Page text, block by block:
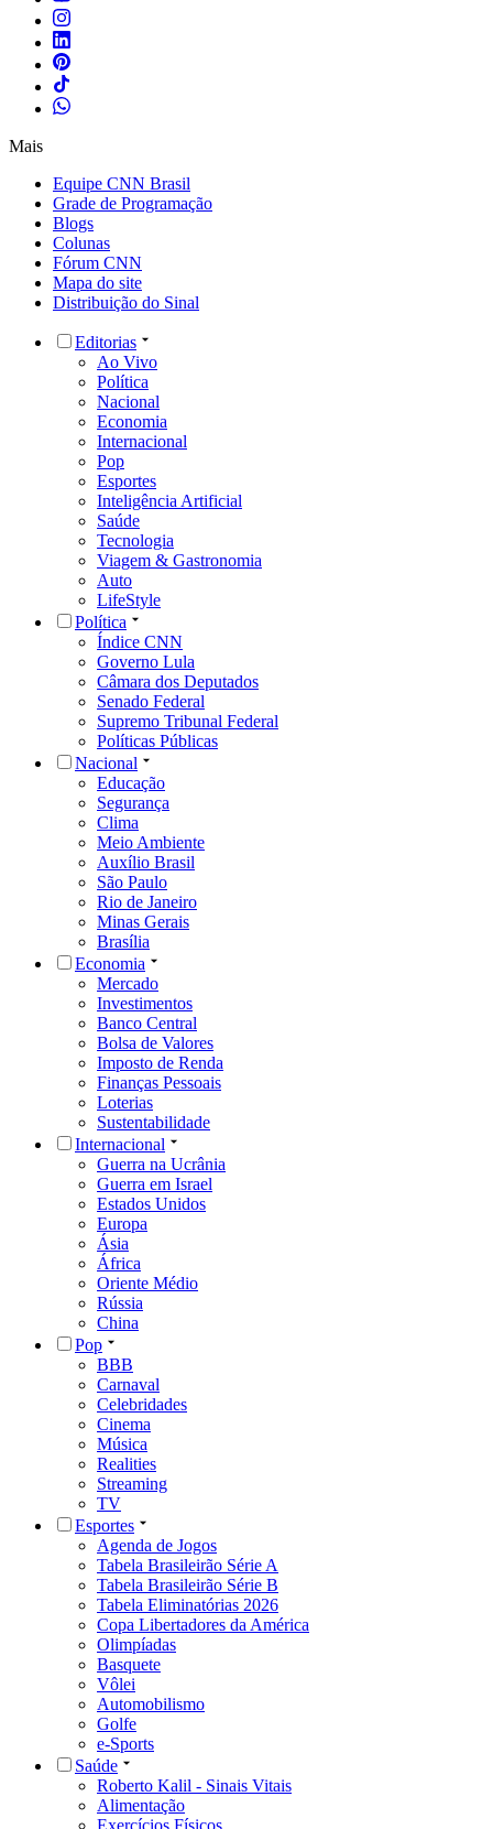
Mais
Equipe CNN Brasil
Grade de Programação
Blogs
Colunas
Fórum CNN
Mapa do site
Distribuição do Sinal
Editorias
Ao Vivo
Política
Nacional
Economia
Internacional
Pop
Esportes
Inteligência Artificial
Saúde
Tecnologia
Viagem & Gastronomia
Auto
LifeStyle
Política
Índice CNN
Governo Lula
Câmara dos Deputados
Senado Federal
Supremo Tribunal Federal
Políticas Públicas
Nacional
Educação
Segurança
Clima
Meio Ambiente
Auxílio Brasil
São Paulo
Rio de Janeiro
Minas Gerais
Brasília
Economia
Mercado
Investimentos
Banco Central
Bolsa de Valores
Imposto de Renda
Finanças Pessoais
Loterias
Sustentabilidade
Internacional
Guerra na Ucrânia
Guerra em Israel
Estados Unidos
Europa
Ásia
África
Oriente Médio
Rússia
China
Pop
BBB
Carnaval
Celebridades
Cinema
Música
Realities
Streaming
TV
Esportes
Agenda de Jogos
Tabela Brasileirão Série A
Tabela Brasileirão Série B
Tabela Eliminatórias 2026
Copa Libertadores da América
Olimpíadas
Basquete
Vôlei
Automobilismo
Golfe
e-Sports
Saúde
Roberto Kalil - Sinais Vitais
Alimentação
Exercícios Físicos